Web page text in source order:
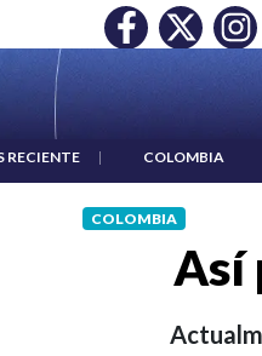
JP MORGAN |
RECIENTE | COLOMBIA
COLOMBIA
Así